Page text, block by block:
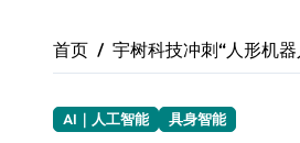
Xbox七月
《我的世界
首页 宇树科技冲刺“人形机
AI｜人工智能 具身智能